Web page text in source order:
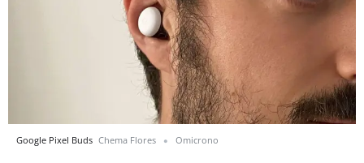
Google Pixel Buds Chema Flores Omicrono